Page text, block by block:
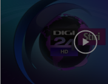
Digimatinal 5